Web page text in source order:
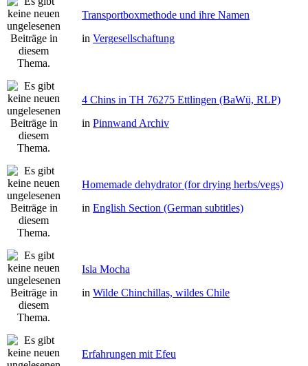
Transportboxmethode und ihre Namen
in Vergesellschaftung
4 Chins in TH 76275 Ettlingen (BaWü, RLP)
in Pinnwand Archiv
Homemade dehydrator (for drying herbs/vegs)
in English Section (German subtitles)
Isla Mocha
in Wilde Chinchillas, wildes Chile
Erfahrungen mit Efeu